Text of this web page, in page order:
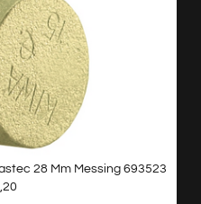
28 Mm Messing 693523